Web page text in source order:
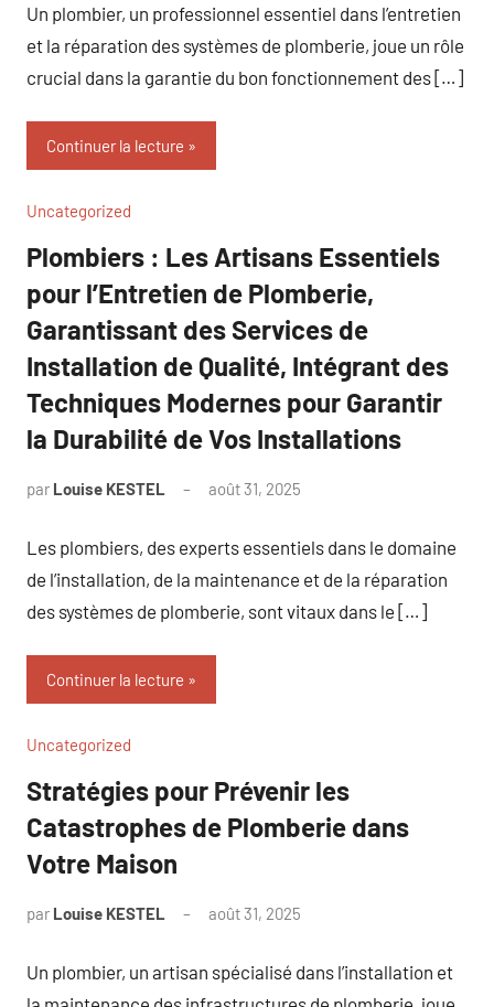
Un plombier, un professionnel essentiel dans l’entretien
et la réparation des systèmes de plomberie, joue un rôle
crucial dans la garantie du bon fonctionnement des […]
Continuer la lecture
Uncategorized
Plombiers : Les Artisans Essentiels
pour l’Entretien de Plomberie,
Garantissant des Services de
Installation de Qualité, Intégrant des
Techniques Modernes pour Garantir
la Durabilité de Vos Installations
par Louise KESTEL août 31, 2025
Les plombiers, des experts essentiels dans le domaine
de l’installation, de la maintenance et de la réparation
des systèmes de plomberie, sont vitaux dans le […]
Continuer la lecture
Uncategorized
Stratégies pour Prévenir les
Catastrophes de Plomberie dans
Votre Maison
par Louise KESTEL août 31, 2025
Un plombier, un artisan spécialisé dans l’installation et